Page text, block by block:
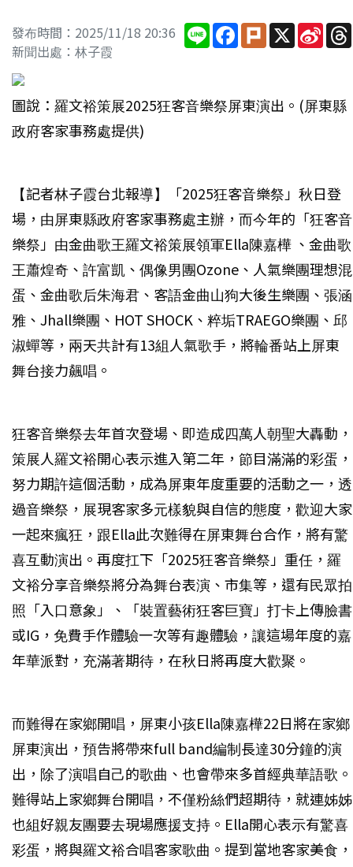
發布時間：2025/11/18 20:36
新聞出處：林子霞
Line Facebook
PlurkX Sina
圖說：羅文裕策展2025狂客音樂祭屏東演出。(屏東縣
政府客家事務處提供)
【記者林子霞台北報導】「2025狂客音樂祭」秋日登
場，由屏東縣政府客家事務處主辦，而今年的「狂客音
樂祭」由金曲歌王羅文裕策展領軍Ella陳嘉樺 、金曲歌
王蕭煌奇、許富凱、偶像男團Ozone、人氣樂團理想混
蛋、金曲歌后朱海君、客語金曲山狗大後生樂團、張涵
雅、Jhall樂團、HOT SHOCK、粹垢TRAEGO樂團、邱
淑蟬等，兩天共計有13組人氣歌手，將輪番站上屏東
舞台接力飆唱。
狂客音樂祭去年首次登場、即造成四萬人朝聖大轟動，
策展人羅文裕開心表示進入第二年，節目滿滿的彩蛋，
努力期許這個活動，成為屏東年度重要的活動之一，透
過音樂祭，展現客家多元樣貌與自信的態度，歡迎大家
一起來瘋狂，跟Ella此次難得在屏東舞台合作，將有驚
喜互動演出。再度扛下「2025狂客音樂祭」重任，羅
文裕分享音樂祭將分為舞台表演、市集等，還有民眾拍
照「入口意象」、「裝置藝術狂客巨寶」打卡上傳臉書
或IG，免費手作體驗一次等有趣體驗，讓這場年度的嘉
年華派對，充滿著期待，在秋日將再度大歡聚。
而難得在家鄉開唱，屏東小孩Ella陳嘉樺22日將在家鄉
屏東演出，預告將帶來full band編制長達30分鐘的演
出，除了演唱自己的歌曲、也會帶來多首經典華語歌。
難得站上家鄉舞台開唱，不僅粉絲們超期待，就連姊姊
也組好親友團要去現場應援支持。Ella開心表示有驚喜
彩蛋，將與羅文裕合唱客家歌曲。提到當地客家美食，